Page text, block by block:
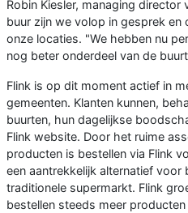
Robin Kiesler, managing director
buur zijn we volop in gesprek
onze locaties. "We hebben nu
nog beter onderdeel van de
Flink is op dit moment actief in
gemeenten. Klanten kunnen,
buurten, hun dagelijkse
Flink website. Door het ruime
producten is bestellen via Flink
een aantrekkelijk alternatief
traditionele supermarkt. Flink
bestellen steeds meer